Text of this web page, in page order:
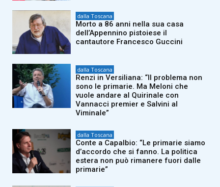
dalla Toscana
Morto a 86 anni nella sua casa
dell’Appennino pistoiese il
cantautore Francesco Guccini
dalla Toscana
Renzi in Versiliana: “Il problema non
sono le primarie. Ma Meloni che
vuole andare al Quirinale con
Vannacci premier e Salvini al
Viminale”
dalla Toscana
Conte a Capalbio: “Le primarie siamo
d’accordo che si fanno. La politica
estera non può rimanere fuori dalle
primarie”